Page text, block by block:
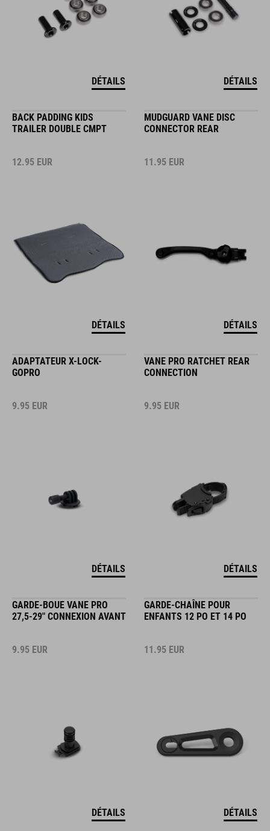
DÉTAILS DÉTAILS
BACK PADDING KIDS
TRAILER DOUBLE CMPT
12.95 EUR
DÉTAILS
MUDGUARD VANE DISC
CONNECTOR REAR
11.95 EUR
DÉTAILS
ADAPTATEUR X-LOCK-
GOPRO
9.95 EUR
DÉTAILS
VANE PRO RATCHET REAR
CONNECTION
9.95 EUR
DÉTAILS
GARDE-BOUE VANE PRO
27,5-29" CONNEXION AVANT
9.95 EUR
DÉTAILS
GARDE-CHAÎNE POUR
ENFANTS 12 PO ET 14 PO
11.95 EUR
DÉTAILS